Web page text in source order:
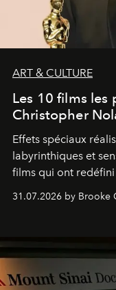
ART & CULTURE
Les 10 films les
Christopher
Effets spéciaux
labyrinthiques et
films qui ont
31.07.2026 by Brooke